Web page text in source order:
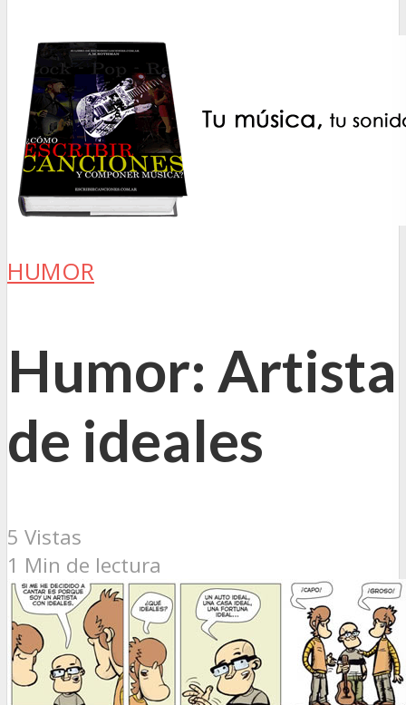
HUMOR
Humor: Artista
de ideales
5 Vistas
1 Min de lectura